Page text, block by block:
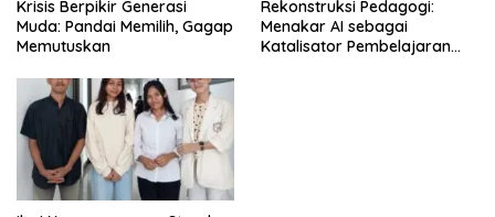
Krisis Berpikir Generasi
Muda: Pandai Memilih, Gagap
Memutuskan
Rekonstruksi Pedagogi:
Menakar AI sebagai
Katalisator Pembelajaran